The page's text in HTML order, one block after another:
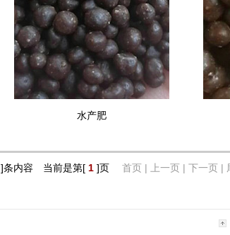
水产肥
]条内容 当前是第[ 1 ]页 首页 | 上一页 | 下一页 |